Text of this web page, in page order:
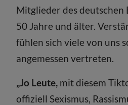
Mitglieder des deutschen
50 Jahre und älter.
fühlen sich viele von uns
angemessen vertreten.
„Jo Leute, mit diesem
offiziell Sexismus,